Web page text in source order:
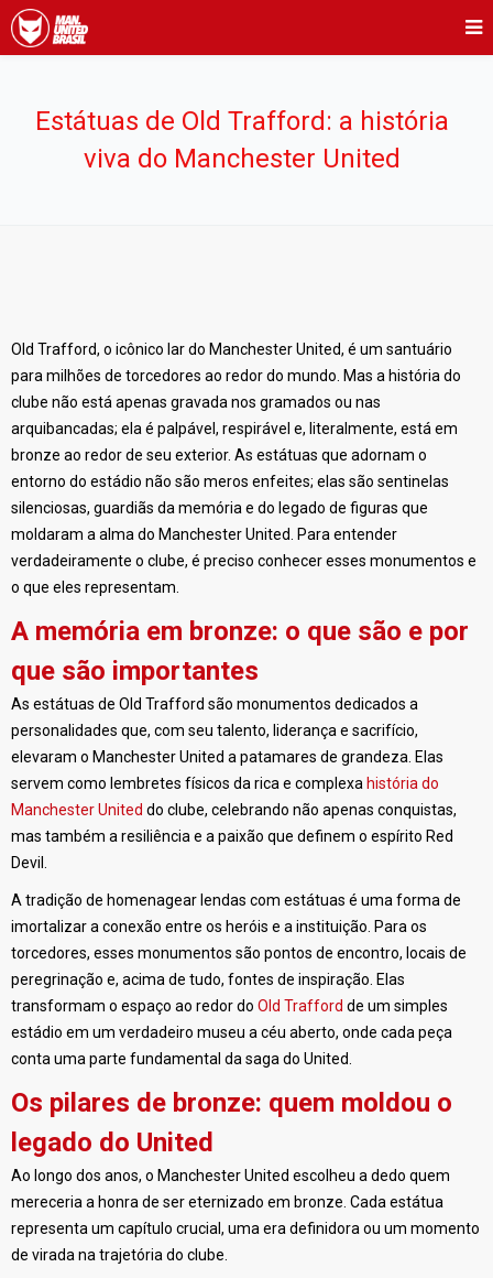
Estátuas de Old Trafford: a história
viva do Manchester United
Old Trafford, o icônico lar do Manchester United, é um santuário
para milhões de torcedores ao redor do mundo. Mas a história do
clube não está apenas gravada nos gramados ou nas
arquibancadas; ela é palpável, respirável e, literalmente, está em
bronze ao redor de seu exterior. As estátuas que adornam o
entorno do estádio não são meros enfeites; elas são sentinelas
silenciosas, guardiãs da memória e do legado de figuras que
moldaram a alma do Manchester United. Para entender
verdadeiramente o clube, é preciso conhecer esses monumentos e
o que eles representam.
A memória em bronze: o que são e por
que são importantes
As estátuas de Old Trafford são monumentos dedicados a
personalidades que, com seu talento, liderança e sacrifício,
elevaram o Manchester United a patamares de grandeza. Elas
servem como lembretes físicos da rica e complexa história do
Manchester United do clube, celebrando não apenas conquistas,
mas também a resiliência e a paixão que definem o espírito Red
Devil.
A tradição de homenagear lendas com estátuas é uma forma de
imortalizar a conexão entre os heróis e a instituição. Para os
torcedores, esses monumentos são pontos de encontro, locais de
peregrinação e, acima de tudo, fontes de inspiração. Elas
transformam o espaço ao redor do Old Trafford de um simples
estádio em um verdadeiro museu a céu aberto, onde cada peça
conta uma parte fundamental da saga do United.
Os pilares de bronze: quem moldou o
legado do United
Ao longo dos anos, o Manchester United escolheu a dedo quem
mereceria a honra de ser eternizado em bronze. Cada estátua
representa um capítulo crucial, uma era definidora ou um momento
de virada na trajetória do clube.